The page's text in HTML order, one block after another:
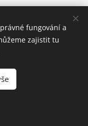
tel.: 608 306
fungování a
zajistit tu